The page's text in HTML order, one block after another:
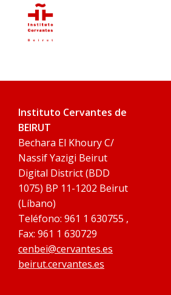
Instituto Cervantes de
BEIRUT
Bechara El Khoury C/
Nassif Yazigi Beirut
Digital District (BDD
1075) BP 11-1202 Beirut
(Líbano)
Teléfono: 961 1 630755 ,
Fax: 961 1 630729
cenbei@cervantes.es
beirut.cervantes.es